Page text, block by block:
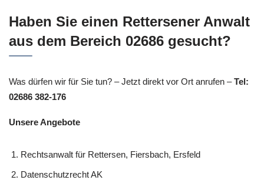
Haben Sie einen Rettersener Anwalt
aus dem Bereich 02686 gesucht?
Was dürfen wir für Sie tun? – Jetzt direkt vor Ort anrufen –Tel:
02686 382-176
Unsere Angebote
Rechtsanwalt für Rettersen, Fiersbach, Ersfeld
Datenschutzrecht AK